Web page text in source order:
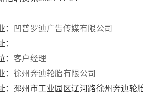
：
凹普罗迪广告传媒有限公司
：
： 客户经理
： 徐州奔迪轮胎有限公司
：邳州市工业园区辽河路徐州奔迪轮